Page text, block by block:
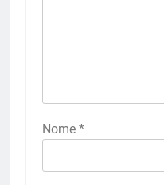
Nome *